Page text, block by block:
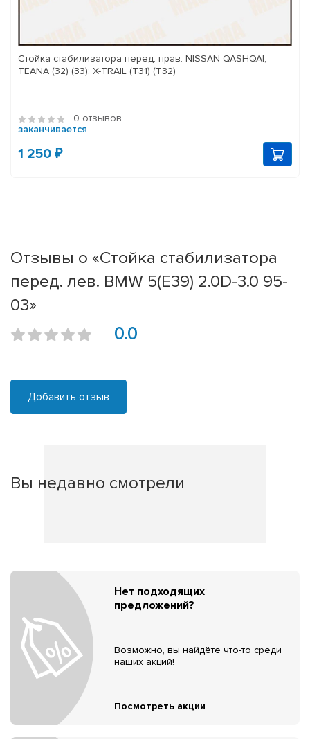
Стойка стабилизатора перед. прав. NISSAN QASHQAI;
TEANA (32) (33); X-TRAIL (T31) (T32)
0 отзывов
заканчивается
1 250 ₽
Отзывы о «Стойка стабилизатора
перед. лев. BMW 5(E39) 2.0D-3.0 95-
03»
0.0
Добавить отзыв
Вы недавно смотрели
Нет подходящих
предложений?
Возможно, вы найдёте что-то среди
наших акций!
Посмотреть акции